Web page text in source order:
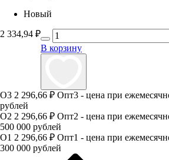
Новый
2 334,94 ₽
В корзину
О3 2 296,66 ₽ Опт3 - цена при
рублей
О2 2 296,66 ₽ Опт2 - цена при
500 000 рублей
О1 2 296,66 ₽ Опт1 - цена при
300 000 рублей